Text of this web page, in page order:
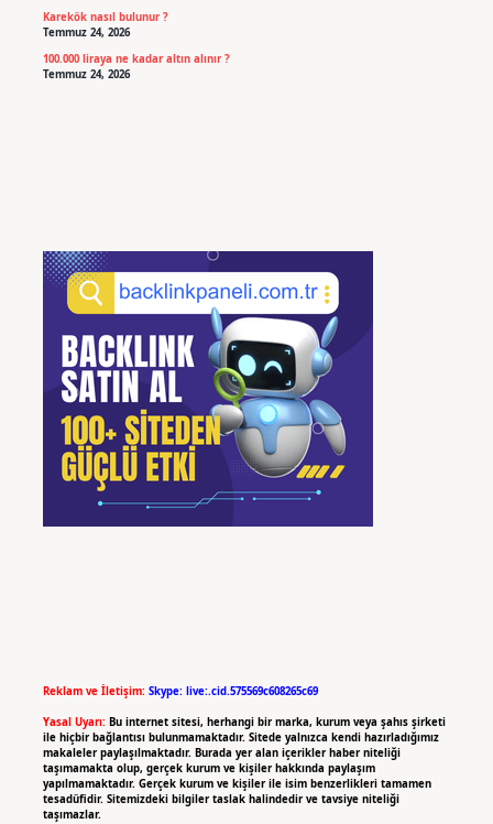
Karekök nasıl bulunur ?
Temmuz 24, 2026
100.000 liraya ne kadar altın alınır ?
Temmuz 24, 2026
Reklam ve İletişim: Skype: live:.cid.575569c608265c69
Yasal Uyarı: Bu internet sitesi, herhangi bir marka, kurum veya şahıs şirketi
ile hiçbir bağlantısı bulunmamaktadır. Sitede yalnızca kendi hazırladığımız
makaleler paylaşılmaktadır. Burada yer alan içerikler haber niteliği
taşımamakta olup, gerçek kurum ve kişiler hakkında paylaşım
yapılmamaktadır. Gerçek kurum ve kişiler ile isim benzerlikleri tamamen
tesadüfidir. Sitemizdeki bilgiler taslak halindedir ve tavsiye niteliği
taşımazlar.